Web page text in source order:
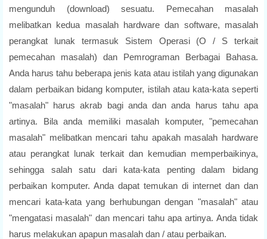
mengunduh (download) sesuatu. Pemecahan masalah
melibatkan kedua masalah hardware dan software, masalah
perangkat lunak termasuk Sistem Operasi (O / S terkait
pemecahan masalah) dan Pemrograman Berbagai Bahasa.
Anda harus tahu beberapa jenis kata atau istilah yang digunakan
dalam perbaikan bidang komputer, istilah atau kata-kata seperti
"masalah" harus akrab bagi anda dan anda harus tahu apa
artinya. Bila anda memiliki masalah komputer, "pemecahan
masalah" melibatkan mencari tahu apakah masalah hardware
atau perangkat lunak terkait dan kemudian memperbaikinya,
sehingga salah satu dari kata-kata penting dalam bidang
perbaikan komputer. Anda dapat temukan di internet dan dan
mencari kata-kata yang berhubungan dengan "masalah" atau
"mengatasi masalah" dan mencari tahu apa artinya. Anda tidak
harus melakukan apapun masalah dan / atau perbaikan.